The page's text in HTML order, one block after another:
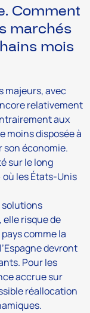
Comment
marchés
mois
majeurs, avec
relativement
aux
moins disposée à
son économie.
sur le long
les États-Unis
solutions
risque de
comme la
devront
Pour les
accrue sur
réallocation